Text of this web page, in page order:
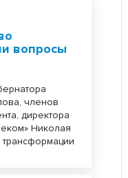
вопросы
членов
директора
Николая